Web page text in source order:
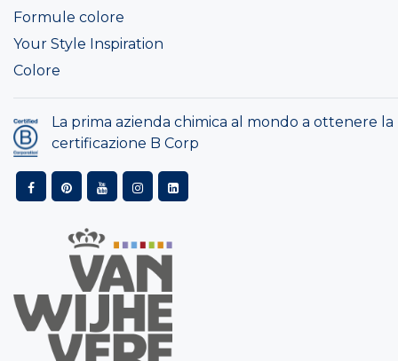
Formule colore
Your Style Inspiration
Colore
La prima azienda chimica al mondo a ottenere la
certificazione B Corp